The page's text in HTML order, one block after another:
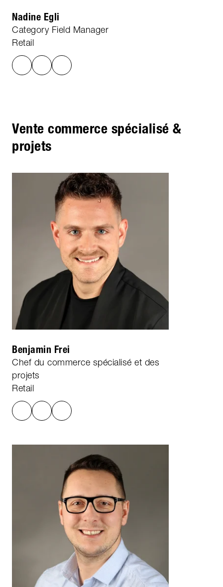
Nadine Egli
Category Field Manager
Retail
Vente commerce spécialisé &
projets
Benjamin Frei
Chef du commerce spécialisé et des
projets
Retail